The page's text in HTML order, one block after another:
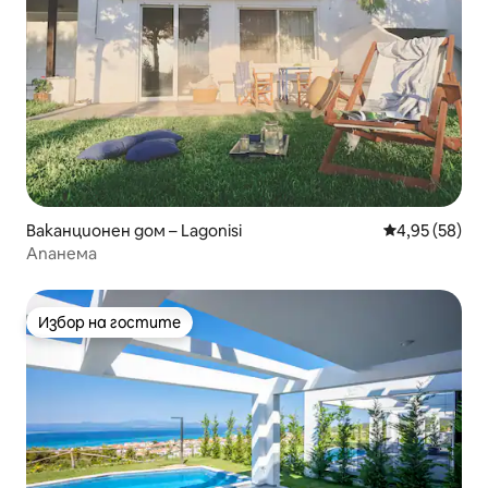
Ваканционен дом – Lagonisi Средна
4,95 (58)
Апанема
Избор на гостите
Избор на гостите